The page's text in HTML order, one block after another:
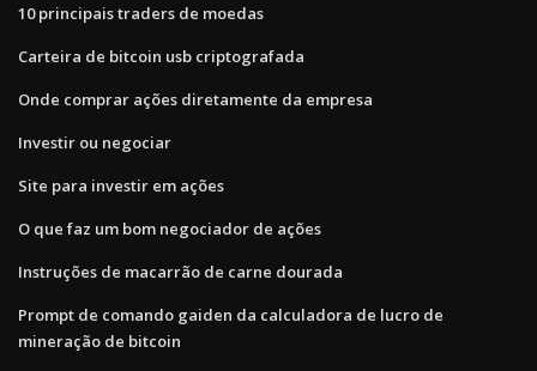
10 principais traders de moedas
Carteira de bitcoin usb criptografada
Onde comprar ações diretamente da empresa
Investir ou negociar
Site para investir em ações
O que faz um bom negociador de ações
Instruções de macarrão de carne dourada
Prompt de comando gaiden da calculadora de lucro de
mineração de bitcoin